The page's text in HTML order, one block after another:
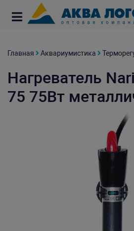
Главная Аквариумистика
Нагреватель
75 75Вт